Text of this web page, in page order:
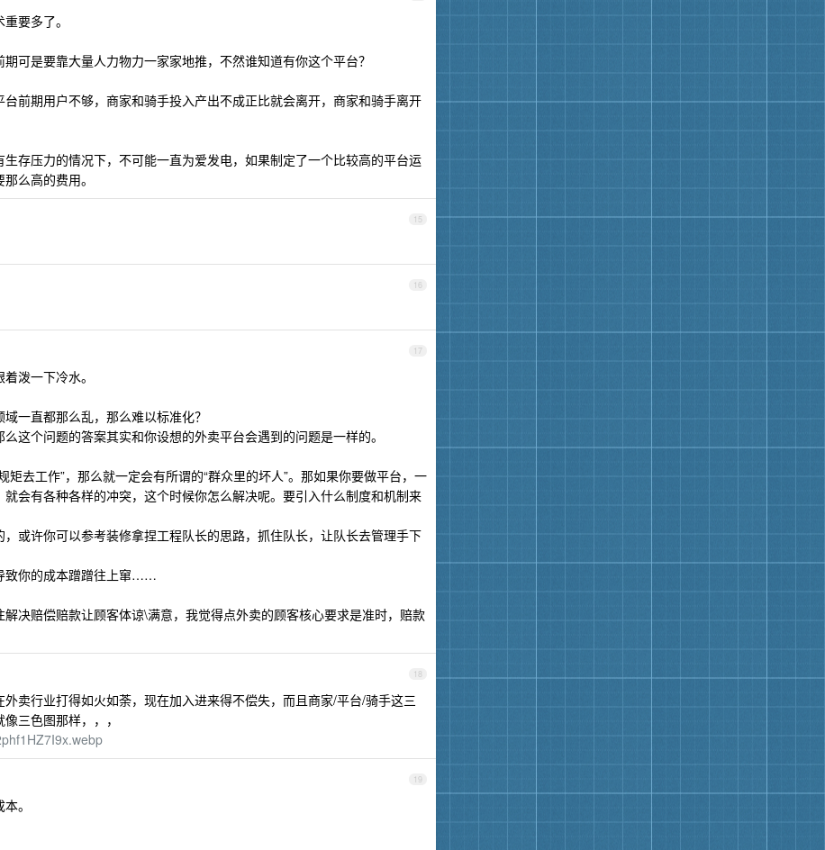
要多了。
可是要靠大量人力物力一家家地推，不然谁知道有你这个平台？
前期用户不够，商家和骑手投入产出不成正比就会离开，商家和骑手离开
存压力的情况下，不可能一直为爱发电，如果制定了一个比较高的平台运
么高的费用。
15
16
17
泼一下冷水。
一直都那么乱，那么难以标准化？
这个问题的答案其实和你设想的外卖平台会遇到的问题是一样的。
矩去工作”，那么就一定会有所谓的“群众里的坏人”。那如果你要做平台，一
会有各种各样的冲突，这个时候你怎么解决呢。要引入什么制度和机制来
或许你可以参考装修拿捏工程队长的思路，抓住队长，让队长去管理手下
致你的成本蹭蹭往上窜……
决赔偿赔款让顾客体谅\满意，我觉得点外卖的顾客核心要求是准时，赔款
18
卖行业打得如火如荼，现在加入进来得不偿失，而且商家/平台/骑手这三
三色图那样，，，
19
。